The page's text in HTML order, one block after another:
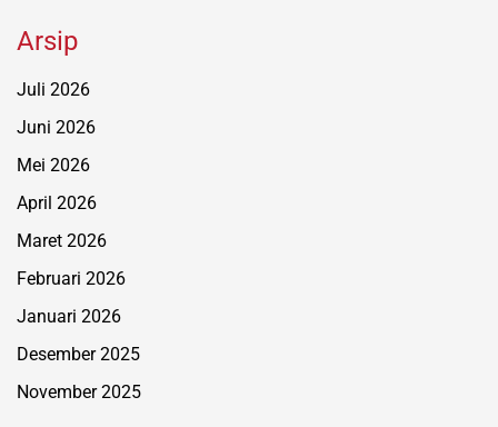
Arsip
Juli 2026
Juni 2026
Mei 2026
April 2026
Maret 2026
Februari 2026
Januari 2026
Desember 2025
November 2025